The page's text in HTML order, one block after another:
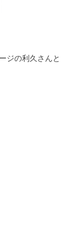
ジの利久さんと